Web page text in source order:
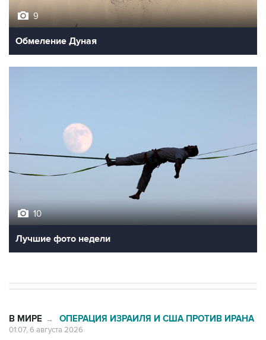
9
Обмеление Дуная
10
Лучшие фото недели
В МИРЕ → ОПЕРАЦИЯ ИЗРАИЛЯ И США ПРОТИВ ИРАНА
01:07, 6 августа 2026